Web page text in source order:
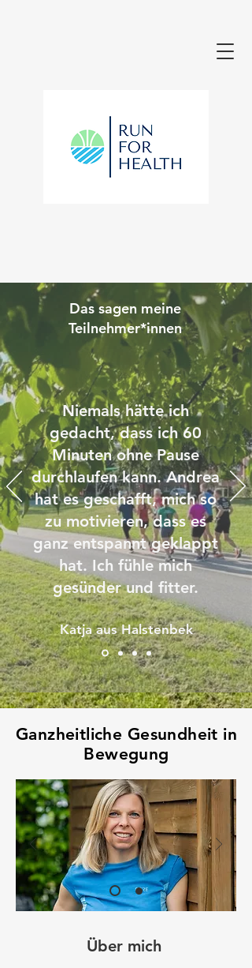
Das sagen meine
Teilnehmer*innen
Niemals hätte ich
gedacht, dass ich 60
Minuten ohne Pause
durchlaufen kann. Andrea
hat es geschafft, mich so
zu motivieren, dass es
ganz entspannt geklappt
hat. Ich fühle mich
gesünder und fitter.
Katja aus Halstenbek
Ganzheitliche Gesundheit in
Bewegung
Über mich